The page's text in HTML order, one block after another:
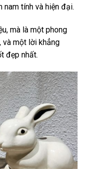
tính và hiện đại.
mà là một phong
và một lời khẳng
đẹp nhất.